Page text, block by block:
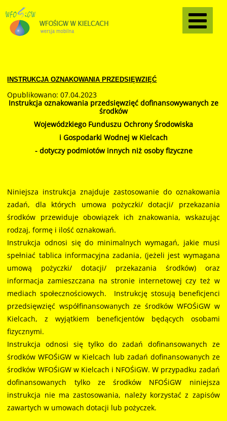
INSTRUKCJA OZNAKOWANIA PRZEDSIĘWZIĘĆ
Opublikowano: 07.04.2023
Instrukcja oznakowania przedsięwzięć dofinansowywanych ze
środków
Wojewódzkiego Funduszu Ochrony Środowiska
i Gospodarki Wodnej w Kielcach
- dotyczy podmiotów innych niż osoby fizyczne
Niniejsza instrukcja znajduje zastosowanie do oznakowania
zadań, dla których umowa pożyczki/ dotacji/ przekazania
środków przewiduje obowiązek ich znakowania, wskazując
rodzaj, formę i ilość oznakowań.
Instrukcja odnosi się do minimalnych wymagań, jakie musi
spełniać tablica informacyjna zadania, (jeżeli jest wymagana
umową pożyczki/ dotacji/ przekazania środków) oraz
informacja zamieszczana na stronie internetowej czy też w
mediach społecznościowych. Instrukcję stosują beneficjenci
przedsięwzięć współfinansowanych ze środków WFOŚiGW w
Kielcach, z wyjątkiem beneficjentów będących osobami
fizycznymi.
Instrukcja odnosi się tylko do zadań dofinansowanych ze
środków WFOŚiGW w Kielcach lub zadań dofinansowanych ze
środków WFOŚiGW w Kielcach i NFOŚiGW. W przypadku zadań
dofinansowanych tylko ze środków NFOŚiGW niniejsza
instrukcja nie ma zastosowania, należy korzystać z zapisów
zawartych w umowach dotacji lub pożyczek.